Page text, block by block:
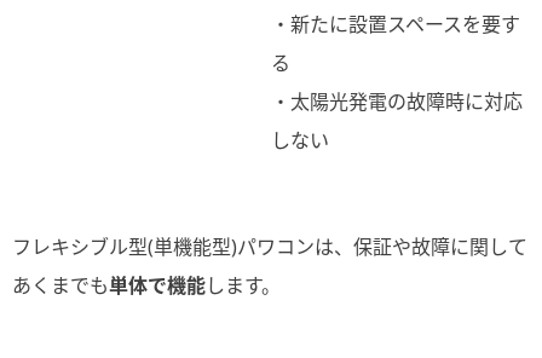
・新たに設置スペースを要す
る
・太陽光発電の故障時に対応
しない
フレキシブル型(単機能型)パワコンは、保証や故障に関して
あくまでも単体で機能します。